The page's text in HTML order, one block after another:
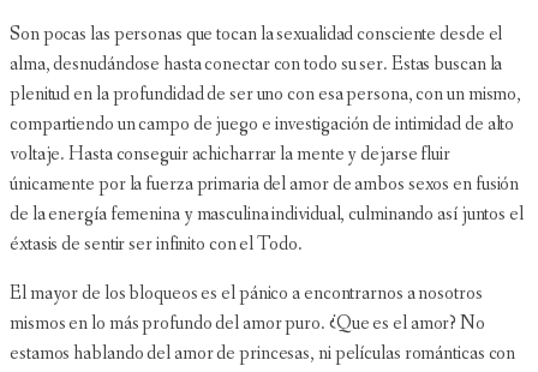
Son pocas las personas que tocan la sexualidad consciente desde el
alma, desnudándose hasta conectar con todo su ser. Estas buscan la
plenitud en la profundidad de ser uno con esa persona, con un mismo,
compartiendo un campo de juego e investigación de intimidad de alto
voltaje. Hasta conseguir achicharrar la mente y dejarse fluir
únicamente por la fuerza primaria del amor de ambos sexos en fusión
de la energía femenina y masculina individual, culminando así juntos el
éxtasis de sentir ser infinito con el Todo.
El mayor de los bloqueos es el pánico a encontrarnos a nosotros
mismos en lo más profundo del amor puro. ¿Que es el amor? No
estamos hablando del amor de princesas, ni películas románticas con